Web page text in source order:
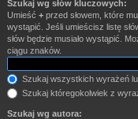
Szukaj wg słów kluczowych:
Umieść + przed słowem, które
wystąpić. Jeśli umieścisz listę
słów będzie musiało wystąpić.
ciągu znaków.
Szukaj wszystkich wyrażeń
Szukaj któregokolwiek z
Szukaj wg autora: